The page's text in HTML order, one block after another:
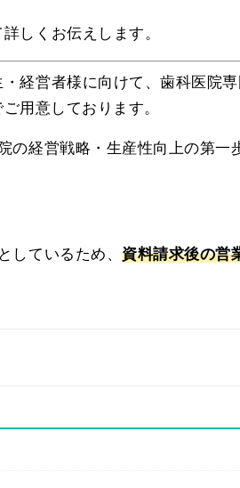
しくお伝えします。
経営者様に向けて、歯科医院
用意しております。
の経営戦略・生産性向上の第一
しているため、資料請求後の営